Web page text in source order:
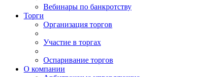
Вебинары по банкротству
Торги
Организация торгов
Участие в торгах
Оспаривание торгов
О компании